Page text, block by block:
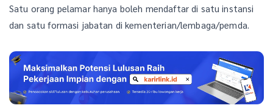
Satu orang pelamar hanya boleh mendaftar di satu instansi
dan satu formasi jabatan di kementerian/lembaga/pemda.